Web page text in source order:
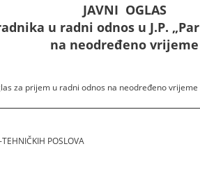
JAVNI OGLAS
u radni odnos u J.P.
na neodređeno vrijeme
za prijem u radni odnos na neodređeno
POSLOVA